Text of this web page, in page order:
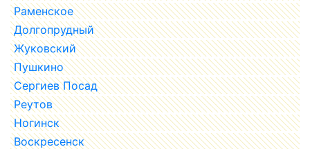
Раменское
Долгопрудный
Жуковский
Пушкино
Сергиев Посад
Реутов
Ногинск
Воскресенск